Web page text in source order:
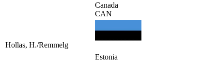
Canada
CAN
Hollas, H./Remmelg
Estonia